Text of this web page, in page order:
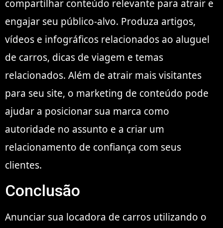
compartilhar conteúdo relevante para atrair e
engajar seu público-alvo. Produza artigos,
vídeos e infográficos relacionados ao aluguel
de carros, dicas de viagem e temas
relacionados. Além de atrair mais visitantes
para seu site, o marketing de conteúdo pode
ajudar a posicionar sua marca como
autoridade no assunto e a criar um
relacionamento de confiança com seus
clientes.
Conclusão
Anunciar sua locadora de carros utilizando o